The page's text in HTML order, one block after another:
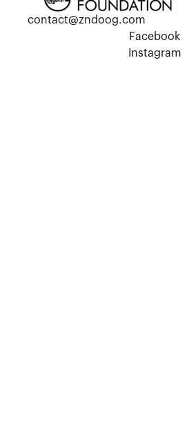
contact@zndoog.com
Facebook
Instagram